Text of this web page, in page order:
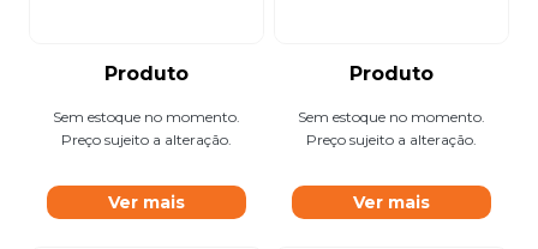
Produto
Sem estoque no momento.
Preço sujeito a alteração.
Ver mais
Produto
Sem estoque no momento.
Preço sujeito a alteração.
Ver mais